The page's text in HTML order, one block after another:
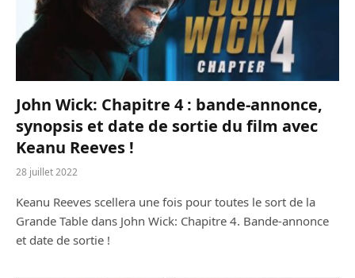
John Wick: Chapitre 4 : bande-annonce,
synopsis et date de sortie du film avec
Keanu Reeves !
28 juillet 2022
Keanu Reeves scellera une fois pour toutes le sort de la
Grande Table dans John Wick: Chapitre 4. Bande-annonce
et date de sortie !